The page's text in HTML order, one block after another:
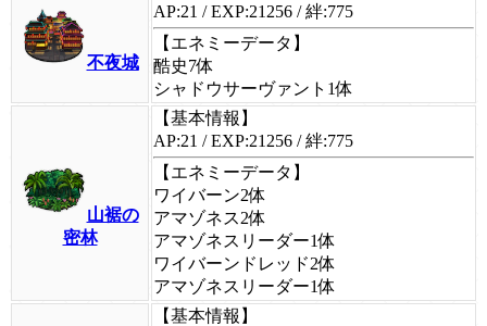
不夜城
AP:21 / EXP:21256 / 絆:775
【エネミーデータ】
酷史7体
シャドウサーヴァント1体
山裾の
密林
【基本情報】
AP:21 / EXP:21256 / 絆:775
【エネミーデータ】
ワイバーン2体
アマゾネス2体
アマゾネスリーダー1体
ワイバーンドレッド2体
アマゾネスリーダー1体
【基本情報】